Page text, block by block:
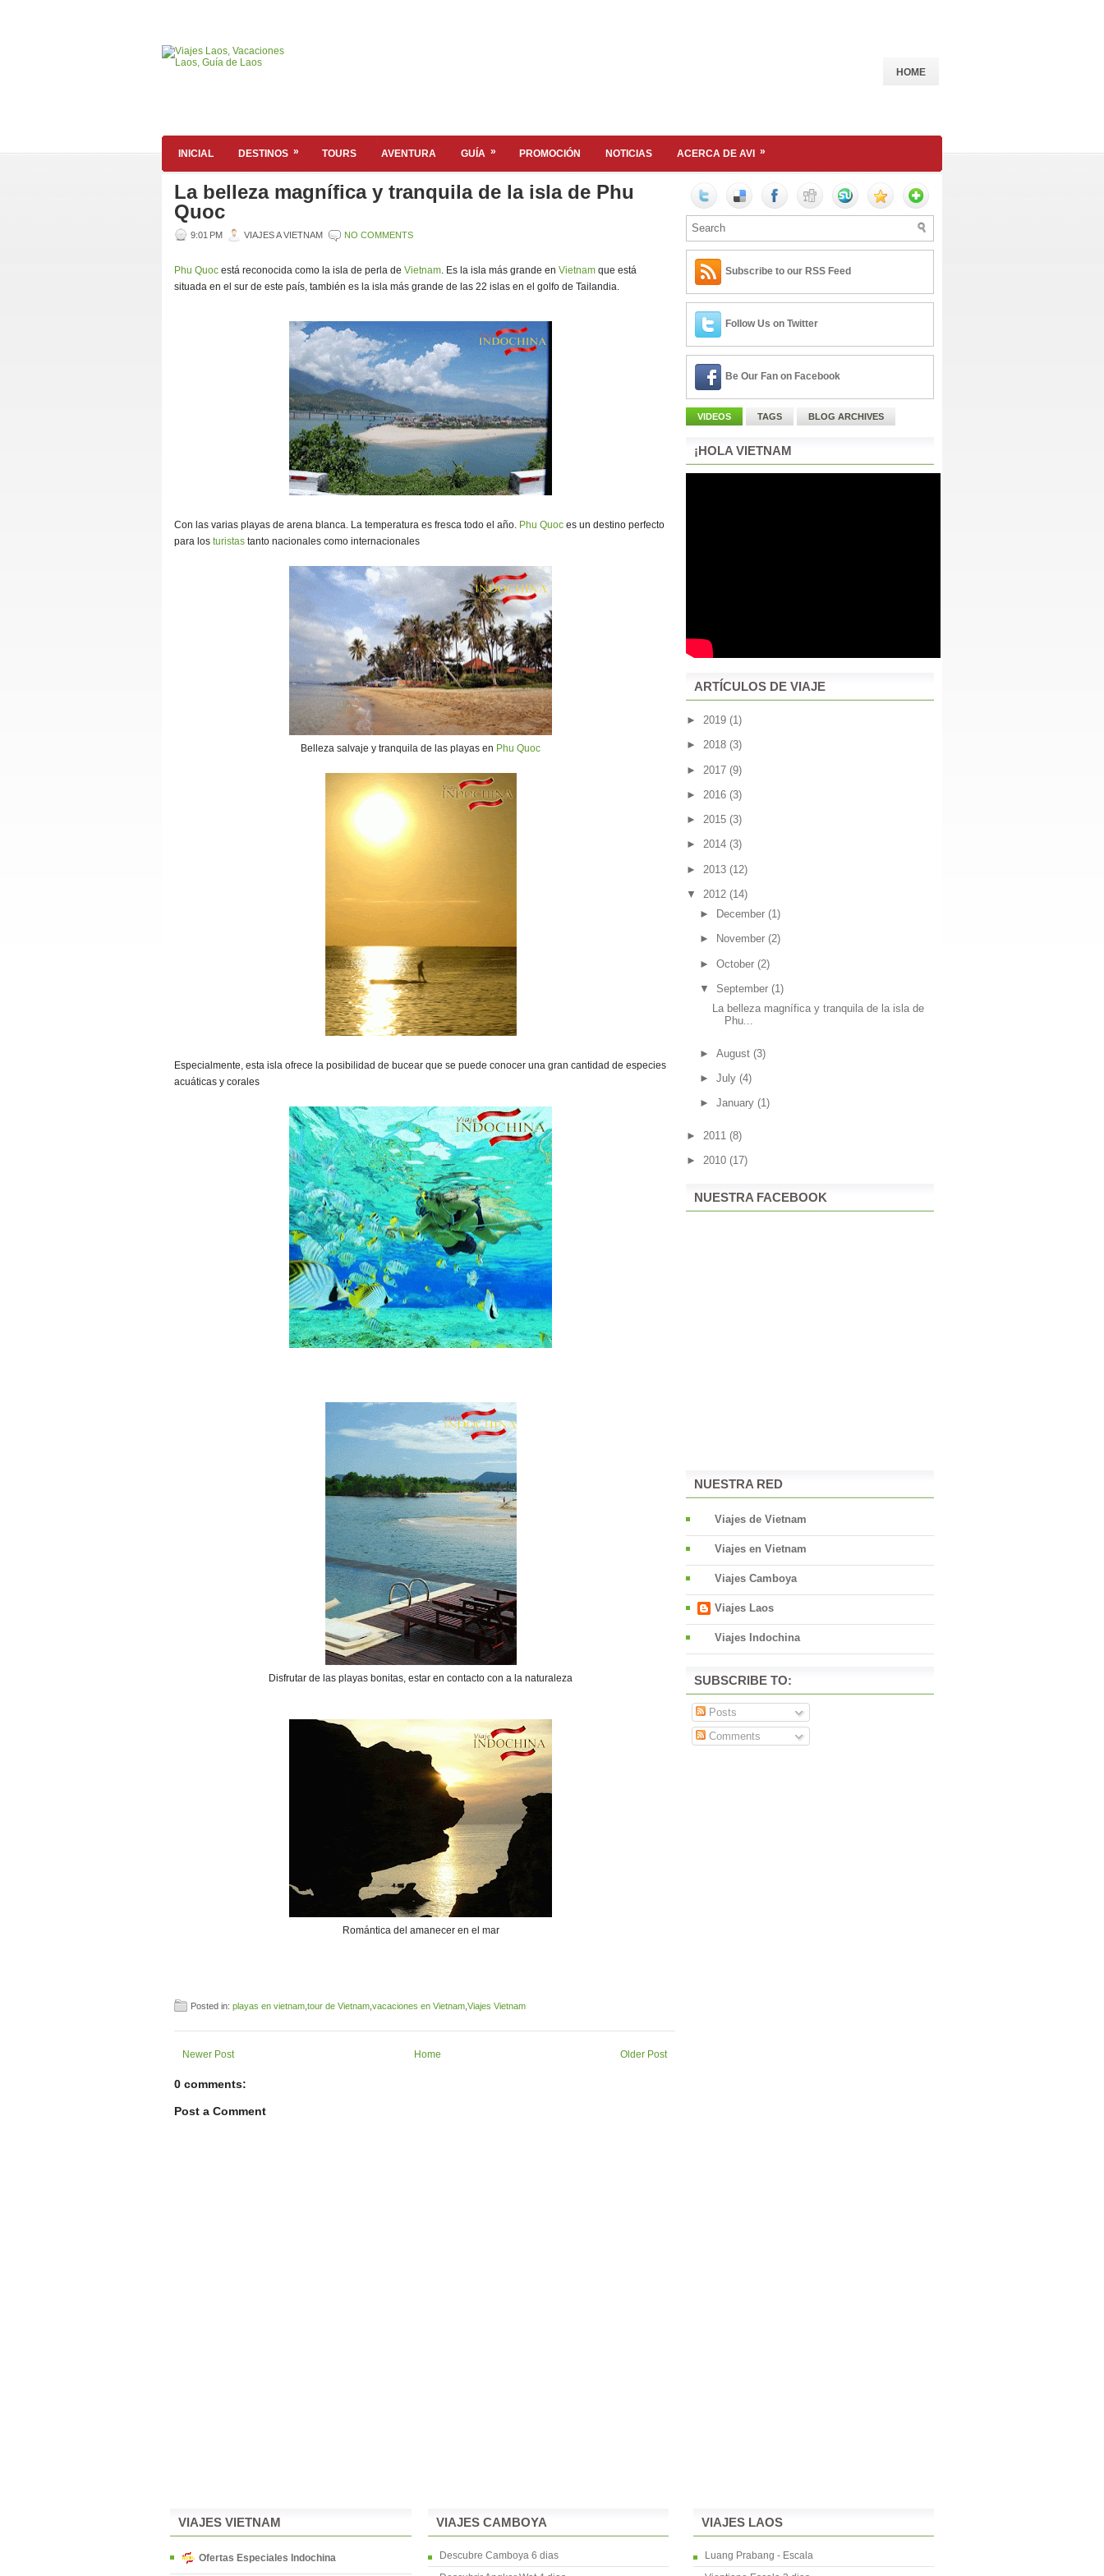
HOME
INICIAL DESTINOS » TOURS AVENTURA GUÍA » PROMOCIÓN NOTICIAS ACERCA DE AVI »
La belleza magnífica y tranquila de la isla de Phu
Quoc
9:01 PM VIAJES A VIETNAM NO COMMENTS
Phu Quoc está reconocida como la isla de perla de Vietnam. Es la isla más grande en Vietnam que está
situada en el sur de este país, también es la isla más grande de las 22 islas en el golfo de Tailandia.
Con las varias playas de arena blanca. La temperatura es fresca todo el año. Phu Quoc es un destino perfecto
para los turistas tanto nacionales como internacionales
Belleza salvaje y tranquila de las playas en Phu Quoc
Especialmente, esta isla ofrece la posibilidad de bucear que se puede conocer una gran cantidad de especies
acuáticas y corales
Disfrutar de las playas bonitas, estar en contacto con a la naturaleza
Romántica del amanecer en el mar
Posted in: playas en vietnam tour de Vietnam vacaciones en Vietnam Viajes Vietnam
Newer Post Older Post
Home
0 comments:
Post a Comment
Subscribe to our RSS Feed
Follow Us on Twitter
Be Our Fan on Facebook
VIDEOS TAGS BLOG ARCHIVES
¡HOLA VIETNAM
ARTÍCULOS DE VIAJE
► 2019 (1)
► 2018 (3)
► 2017 (9)
► 2016 (3)
► 2015 (3)
► 2014 (3)
► 2013 (12)
▼ 2012 (14)
►
December (1)
► November (2)
► October (2)
▼ September (1)
La belleza magnífica y tranquila de la isla de
Phu...
► August (3)
► July (4)
► January (1)
► 2011 (8)
► 2010 (17)
NUESTRA FACEBOOK
NUESTRA RED
Viajes de Vietnam
Viajes en Vietnam
Viajes Camboya
Viajes Laos
Viajes Indochina
SUBSCRIBE TO:
Posts
Comments
VIAJES VIETNAM
Ofertas Especiales Indochina
VIAJES CAMBOYA
Descubre Camboya 6 dias
VIAJES LAOS
Luang Prabang - Escala